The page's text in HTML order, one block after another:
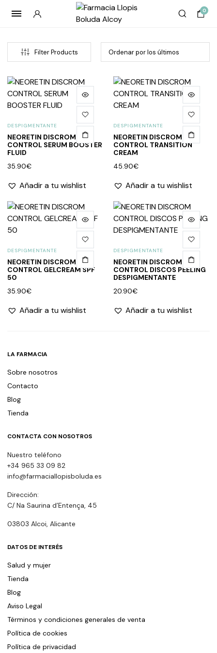
0
Filter Products
DESPIGMENTANTE
NEORETIN DISCROM
CONTROL SERUM BOOSTER
FLUID
35.90€
Añadir a tu wishlist
DESPIGMENTANTE
NEORETIN DISCROM
CONTROL TRANSITION
CREAM
45.90€
Añadir a tu wishlist
DESPIGMENTANTE
NEORETIN DISCROM
CONTROL GELCREAM SPF
50
35.90€
Añadir a tu wishlist
DESPIGMENTANTE
NEORETIN DISCROM
CONTROL DISCOS PEELING
DESPIGMENTANTE
20.90€
Añadir a tu wishlist
LA FARMACIA
Sobre nosotros
Contacto
Blog
Tienda
CONTACTA CON NOSOTROS
Nuestro teléfono
+34 965 33 09 82
info@farmaciallopisboluda.es
Dirección:
C/ Na Saurina d’Entença, 45
03803 Alcoi, Alicante
DATOS DE INTERÉS
Salud y mujer
Tienda
Blog
Aviso Legal
Términos y condiciones generales de venta
Política de cookies
Política de privacidad